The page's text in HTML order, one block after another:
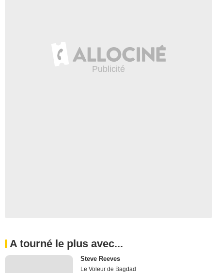
A tourné le plus avec...
Steve Reeves
Le Voleur de Bagdad